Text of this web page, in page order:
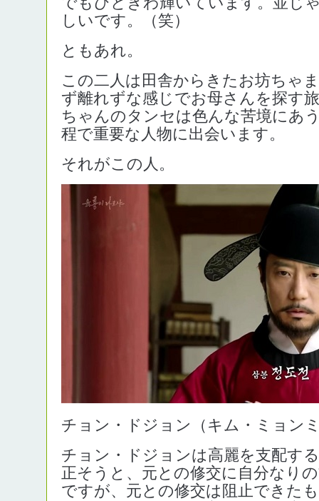
しいです。（笑）
ともあれ。
この二人は田舎からきたお坊ちゃ
ず離れずな感じでお母さんを探す
ちゃんのタンセは色んな苦境にあ
程で重要な人物に出会います。
それがこの人。
チョン・ドジョン（キム・ミョン
チョン・ドジョンは高麗を支配す
正そうと、元との修交に自分なり
ですが、元との修交は阻止できた